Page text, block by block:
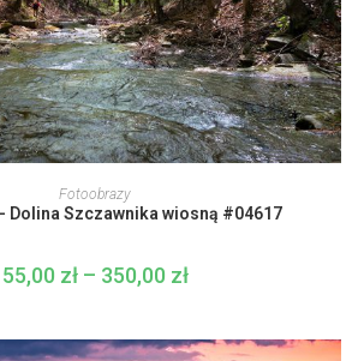
WYBIERZ OPCJE
produkt
ma
wiele
można
wybrać
produktu
Fotoobrazy
Dolina Szczawnika wiosną #04617
55,00 zł – 350,00 złZakres
cen:
do
350,00 zł